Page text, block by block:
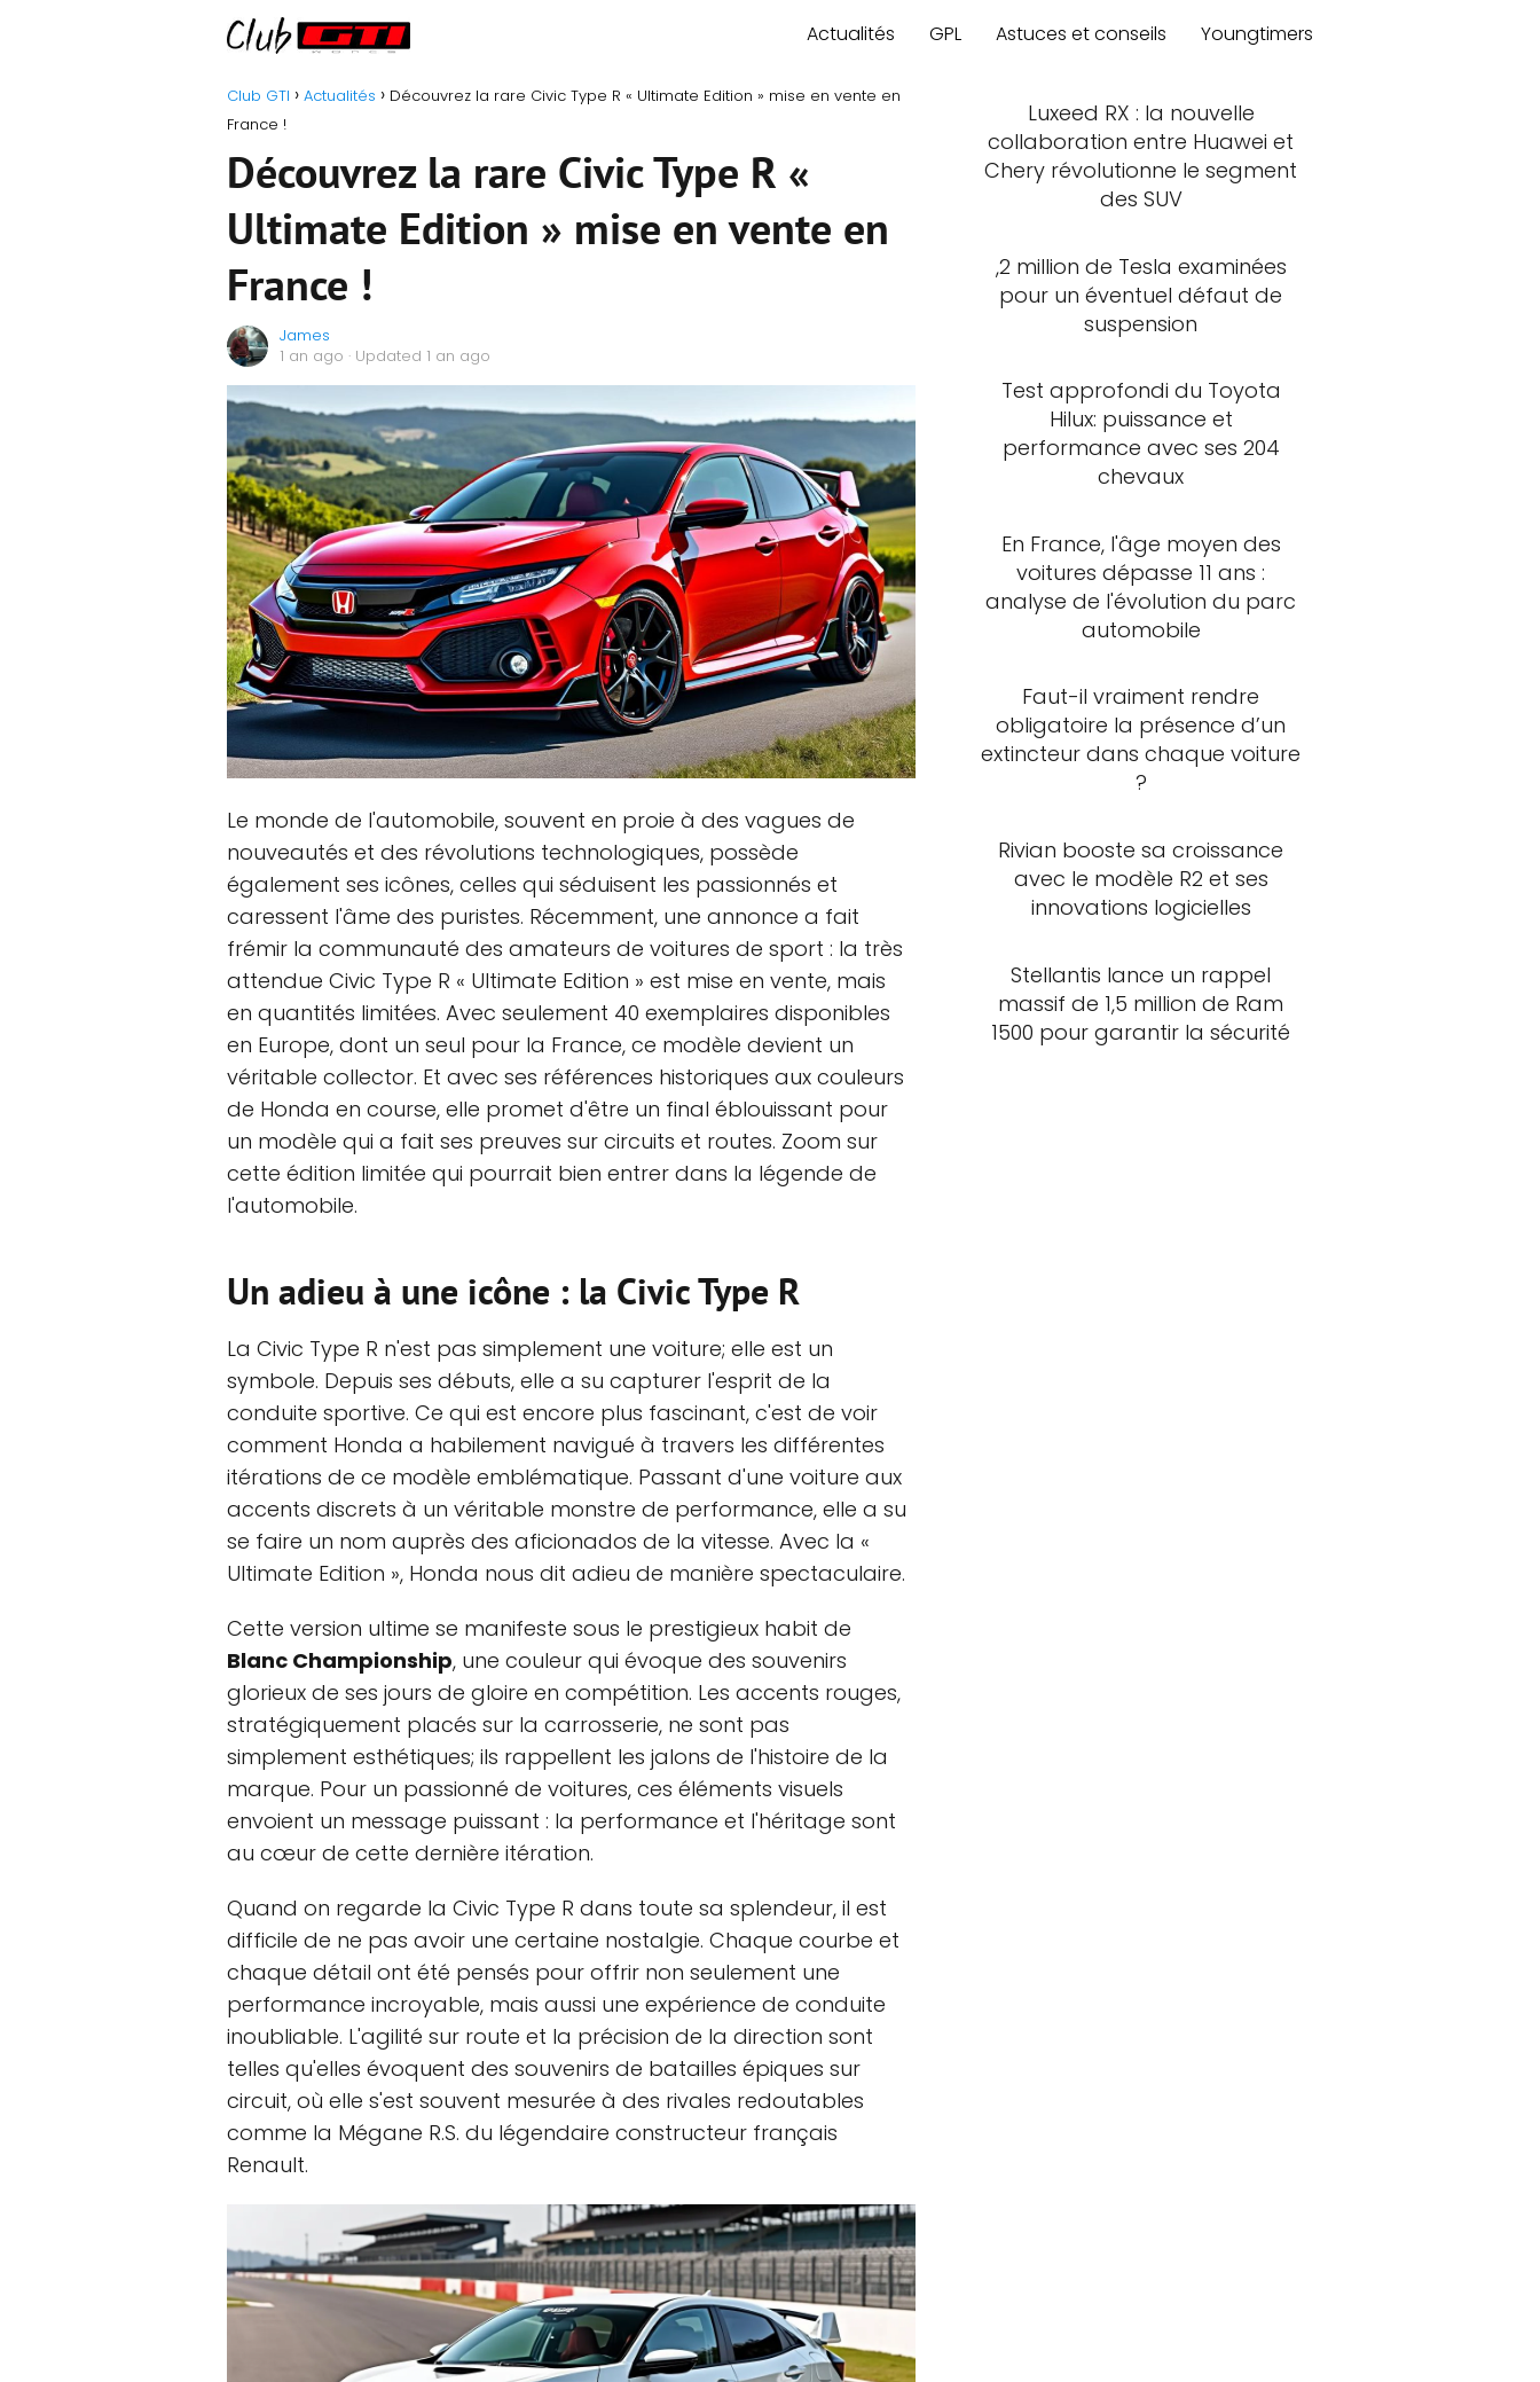
Actualités GPL Astuces et conseils Youngtimers
Club GTI Actualités
Découvrez la rare Civic Type R « Ultimate Edition » mise en vente en
France !
Découvrez la rare Civic Type R «
Ultimate Edition » mise en vente en
France !
James
1 an ago · Updated 1 an ago
Le monde de l'automobile, souvent en proie à des vagues de
nouveautés et des révolutions technologiques, possède
également ses icônes, celles qui séduisent les passionnés et
caressent l'âme des puristes. Récemment, une annonce a fait
frémir la communauté des amateurs de voitures de sport : la très
attendue Civic Type R « Ultimate Edition » est mise en vente, mais
en quantités limitées. Avec seulement 40 exemplaires disponibles
en Europe, dont un seul pour la France, ce modèle devient un
véritable collector. Et avec ses références historiques aux couleurs
de Honda en course, elle promet d'être un final éblouissant pour
un modèle qui a fait ses preuves sur circuits et routes. Zoom sur
cette édition limitée qui pourrait bien entrer dans la légende de
l'automobile.
Un adieu à une icône : la Civic Type R
La Civic Type R n'est pas simplement une voiture; elle est un
symbole. Depuis ses débuts, elle a su capturer l'esprit de la
conduite sportive. Ce qui est encore plus fascinant, c'est de voir
comment Honda a habilement navigué à travers les différentes
itérations de ce modèle emblématique. Passant d'une voiture aux
accents discrets à un véritable monstre de performance, elle a su
se faire un nom auprès des aficionados de la vitesse. Avec la «
Ultimate Edition », Honda nous dit adieu de manière spectaculaire.
Cette version ultime se manifeste sous le prestigieux habit de
Blanc Championship, une couleur qui évoque des souvenirs
glorieux de ses jours de gloire en compétition. Les accents rouges,
stratégiquement placés sur la carrosserie, ne sont pas
simplement esthétiques; ils rappellent les jalons de l'histoire de la
marque. Pour un passionné de voitures, ces éléments visuels
envoient un message puissant : la performance et l'héritage sont
au cœur de cette dernière itération.
Quand on regarde la Civic Type R dans toute sa splendeur, il est
difficile de ne pas avoir une certaine nostalgie. Chaque courbe et
chaque détail ont été pensés pour offrir non seulement une
performance incroyable, mais aussi une expérience de conduite
inoubliable. L'agilité sur route et la précision de la direction sont
telles qu'elles évoquent des souvenirs de batailles épiques sur
circuit, où elle s'est souvent mesurée à des rivales redoutables
comme la Mégane R.S. du légendaire constructeur français
Renault.
Luxeed RX : la nouvelle
collaboration entre Huawei et
Chery révolutionne le segment
des SUV
,2 million de Tesla examinées
pour un éventuel défaut de
suspension
Test approfondi du Toyota
Hilux: puissance et
performance avec ses 204
chevaux
En France, l'âge moyen des
voitures dépasse 11 ans :
analyse de l'évolution du parc
automobile
Faut-il vraiment rendre
obligatoire la présence d’un
extincteur dans chaque voiture
?
Rivian booste sa croissance
avec le modèle R2 et ses
innovations logicielles
Stellantis lance un rappel
massif de 1,5 million de Ram
1500 pour garantir la sécurité